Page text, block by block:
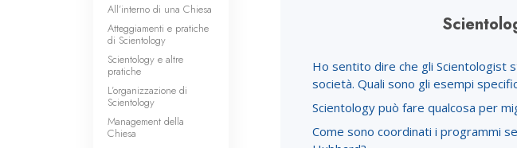
Ho sentito dire che gli Scientologist
società. Quali sono gli esempi
Scientology può fare qualcosa per
Come sono coordinati i programmi
All’interno di una Chiesa
Atteggiamenti e pratiche
di Scientology
Scientology e altre
pratiche
L’organizzazione di
Scientology
Management della
Chiesa